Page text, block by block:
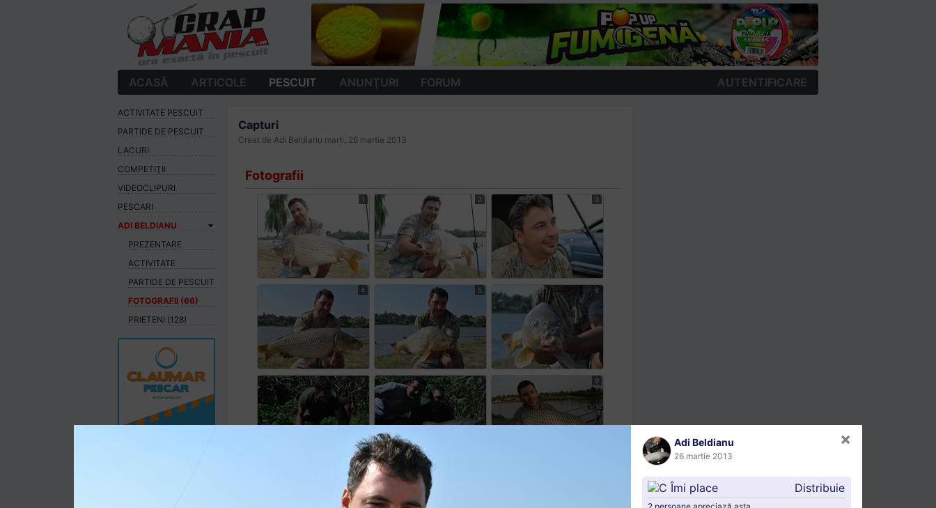
ACASĂ ARTICOLE PESCUIT ANUNŢURI FORUM AUTENTIFICARE
Capturi
Creat de Adi Beldianu marți, 26 martie 2013
Fotografii
1 2 3
4 5 6
7 8 9
10
×
Adi Beldianu
26 martie 2013
Îmi place Distribuie
ACTIVITATE PESCUIT
PARTIDE DE PESCUIT
LACURI
COMPETIŢII
VIDEOCLIPURI
PESCARI
ADI BELDIANU
PREZENTARE
ACTIVITATE
PARTIDE DE PESCUIT
FOTOGRAFII (66)
PRIETENI (128)